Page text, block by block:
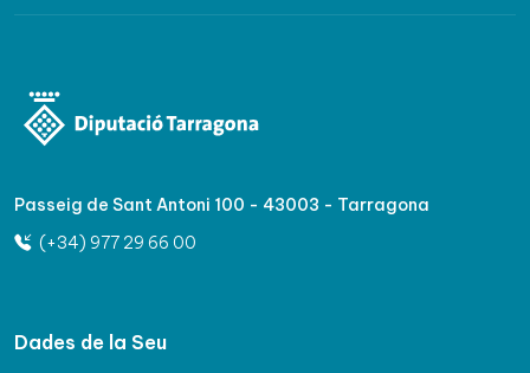
Passeig de Sant Antoni 100 - 43003 - Tarragona
(+34) 977 29 66 00
Dades de la Seu